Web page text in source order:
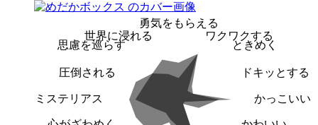
勇気をもらえる
ワクワクする
ときめく
ドキッとする
かっこいい
ミステリアス
圧倒される
思慮を巡らす
世界に浸れる